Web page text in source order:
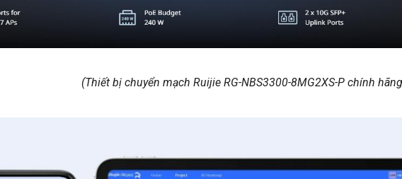
(Thiết bị chuyển mạch Ruijie RG-NBS3300-8MG2XS-P chính